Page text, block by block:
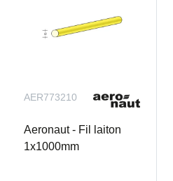
AER773210
Aeronaut - Fil laiton
1x1000mm